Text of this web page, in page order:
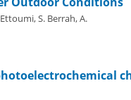
S. Berrah, A.